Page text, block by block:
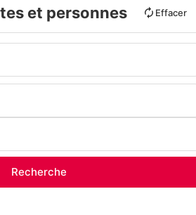
et personnes Effacer
Recherche